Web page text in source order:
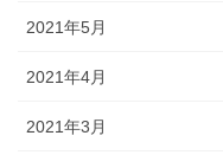
2021年5月
2021年4月
2021年3月